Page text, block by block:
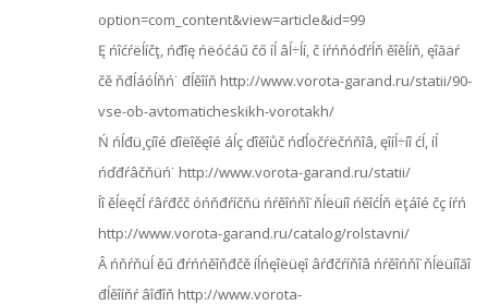
option=com_content&view=article&id=99
Ę ńîćŕëĺíčţ, ńđîę ńëóćáű čő íĺ âĺ÷ĺí, č íŕńňóďŕĺň ěîěĺíň, ęîăäŕ
čě ňđĺáóĺňń˙ đĺěîíň http://www.vorota-garand.ru/statii/90-
vse-ob-avtomaticheskikh-vorotakh/
Ń ńĺđü¸çíîé ďîëîěęîé áĺç ďîěîůč ńďĺöčŕëčńňîâ, ęîíĺ÷íî ćĺ, íĺ
ńďđŕâčňüń˙ http://www.vorota-garand.ru/statii/
Íî ěĺëęčĺ ŕâŕđčč óńňđŕíčňü ńŕěîńňî˙ňĺëüíî ńěîćĺň ëţáîé čç íŕń
http://www.vorota-garand.ru/catalog/rolstavni/
Â ńňŕňüĺ ěű đŕńńěîňđčě íĺńęîëüęî âŕđčŕíňîâ ńŕěîńňî˙ňĺëüíîăî
đĺěîíňŕ âîđîň http://www.vorota-